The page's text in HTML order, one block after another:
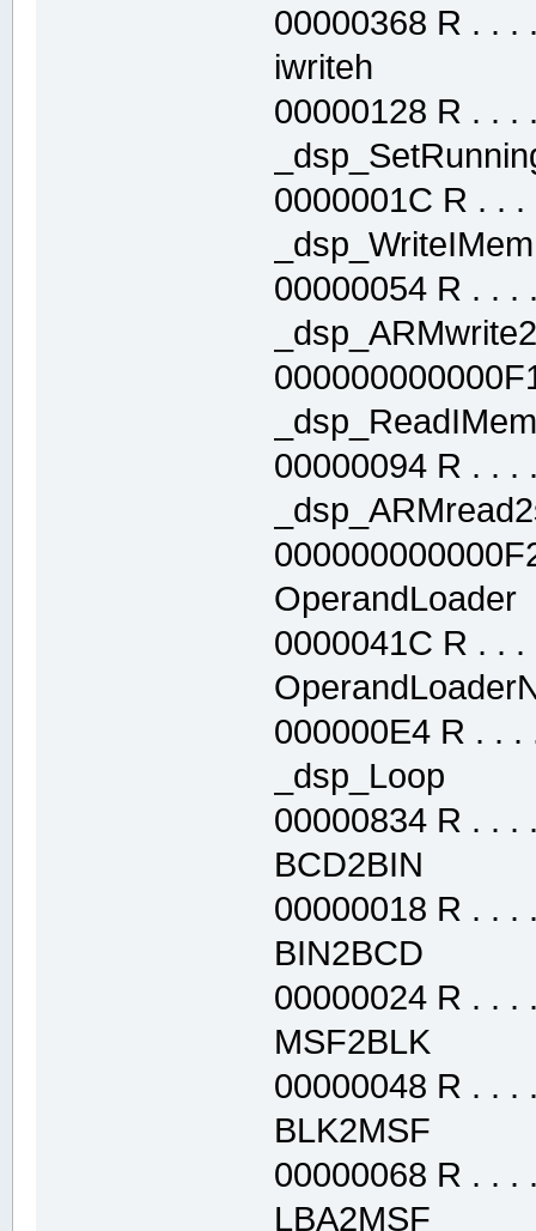
00000368 R . . .
iwriteh .text
00000128 R . . .
0000001C R . . .
00000054 R . . .
00000094 R . . .
0000041C R . . .
000000E4 R . . .
_dsp_Loop
00000834 R . . .
BCD2BIN
00000018 R . . .
BIN2BCD
00000024 R . . .
MSF2BLK
00000048 R . . .
BLK2MSF
00000068 R . . .
LBA2MSF